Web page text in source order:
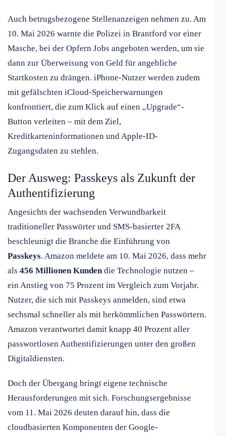
Auch betrugsbezogene Stellenanzeigen nehmen zu. Am
10. Mai 2026 warnte die Polizei in Brantford vor einer
Masche, bei der Opfern Jobs angeboten werden, um sie
dann zur Überweisung von Geld für angebliche
Startkosten zu drängen. iPhone-Nutzer werden zudem
mit gefälschten iCloud-Speicherwarnungen
konfrontiert, die zum Klick auf einen „Upgrade“-
Button verleiten – mit dem Ziel,
Kreditkarteninformationen und Apple-ID-
Zugangsdaten zu stehlen.
Der Ausweg: Passkeys als Zukunft der
Authentifizierung
Angesichts der wachsenden Verwundbarkeit
traditioneller Passwörter und SMS-basierter 2FA
beschleunigt die Branche die Einführung von
Passkeys. Amazon meldete am 10. Mai 2026, dass mehr
als 456 Millionen Kundendie Technologie nutzen –
ein Anstieg von 75 Prozent im Vergleich zum Vorjahr.
Nutzer, die sich mit Passkeys anmelden, sind etwa
sechsmal schneller als mit herkömmlichen Passwörtern.
Amazon verantwortet damit knapp 40 Prozent aller
passwortlosen Authentifizierungen unter den großen
Digitaldiensten.
Doch der Übergang bringt eigene technische
Herausforderungen mit sich. Forschungsergebnisse
vom 11. Mai 2026 deuten darauf hin, dass die
cloudbasierten Komponenten der Google-